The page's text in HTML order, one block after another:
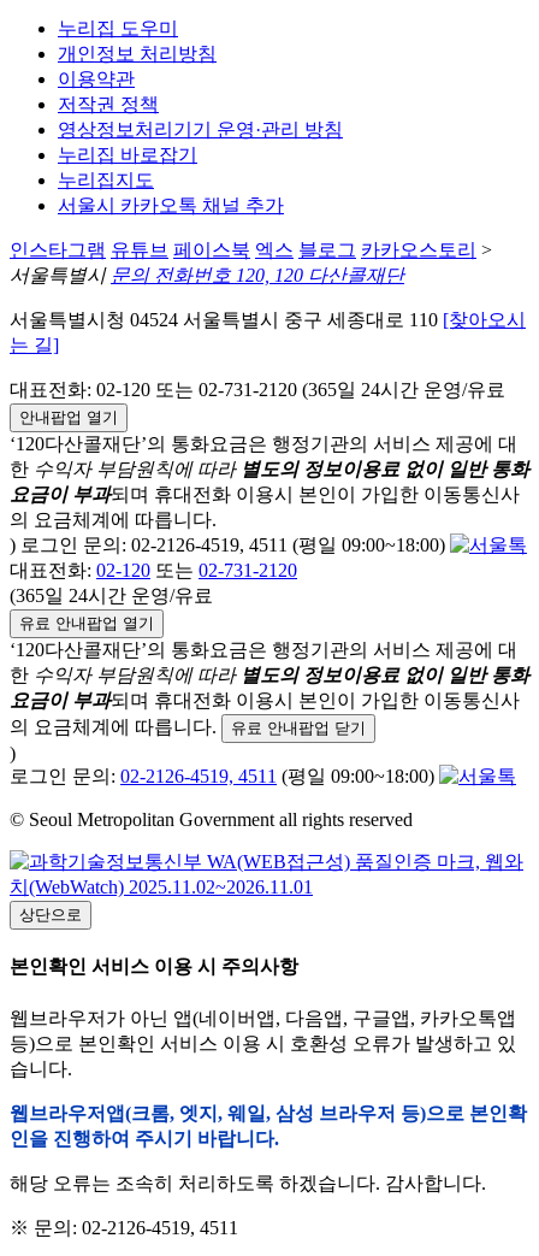
누리집 도우미
개인정보 처리방침
이용약관
저작권 정책
영상정보처리기기 운영·관리 방침
누리집 바로잡기
누리집지도
서울시 카카오톡 채널 추가
인스타그램 유튜브 페이스북 엑스 블로그 카카오스토리 >
서울특별시 문의 전화번호 120, 120 다산콜재단
서울특별시청 04524 서울특별시 중구 세종대로 110 [찾아오시
는 길]
대표전화: 02-120 또는 02-731-2120 (365일 24시간 운영/유료
안내팝업 열기
‘120다산콜재단’의 통화요금은 행정기관의 서비스 제공에 대
한 수익자 부담원칙에 따라 별도의 정보이용료 없이 일반 통화
요금이 부과되며 휴대전화 이용시 본인이 가입한 이동통신사
의 요금체계에 따릅니다.
) 로그인 문의: 02-2126-4519, 4511 (평일 09:00~18:00)
대표전화: 02-120 또는 02-731-2120
(365일 24시간 운영/유료
유료 안내팝업 열기
‘120다산콜재단’의 통화요금은 행정기관의 서비스 제공에 대
한 수익자 부담원칙에 따라 별도의 정보이용료 없이 일반 통화
요금이 부과되며 휴대전화 이용시 본인이 가입한 이동통신사
의 요금체계에 따릅니다.
유료 안내팝업 닫기
)
로그인 문의: 02-2126-4519, 4511 (평일 09:00~18:00)
© Seoul Metropolitan Government all rights reserved
상단으로
본인확인 서비스 이용 시 주의사항
웹브라우저가 아닌 앱(네이버앱, 다음앱, 구글앱, 카카오톡앱
등)으로 본인확인 서비스 이용 시 호환성 오류가 발생하고 있
습니다.
웹브라우저앱(크롬, 엣지, 웨일, 삼성 브라우저 등)으로 본인확
인을 진행하여 주시기 바랍니다.
해당 오류는 조속히 처리하도록 하겠습니다. 감사합니다.
※ 문의: 02-2126-4519, 4511